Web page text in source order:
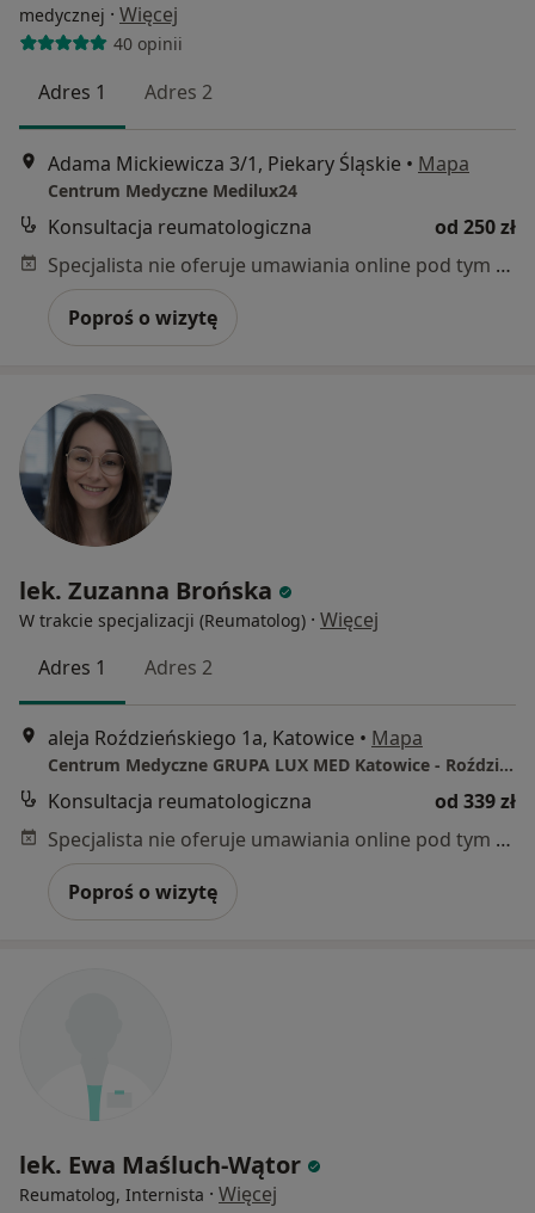
medycznej · Więcej
40 opinii
Adres 1 Adres 2
Adama Mickiewicza 3/1, Piekary Śląskie • Mapa
Centrum Medyczne Medilux24
Konsultacja reumatologiczna
od 250 zł
Specjalista nie oferuje umawiania online pod tym adresem.
Poproś o wizytę
lek. Zuzanna Brońska
W trakcie specjalizacji (Reumatolog) · Więcej
Adres 1
Adres 2
aleja Roździeńskiego 1a, Katowice • Mapa
Centrum Medyczne GRUPA LUX MED Katowice - Roździeńskiego 1A
Konsultacja reumatologiczna
od 339 zł
Specjalista nie oferuje umawiania online pod tym adresem.
Poproś o wizytę
lek. Ewa Maśluch-Wątor
Reumatolog, Internista · Więcej